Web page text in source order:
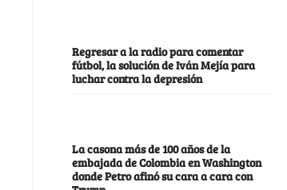
Regresar a la radio para comentar
fútbol, la solución de Iván Mejía para
luchar contra la depresión
La casona más de 100 años de la
embajada de Colombia en Washington
donde Petro afinó su cara a cara con